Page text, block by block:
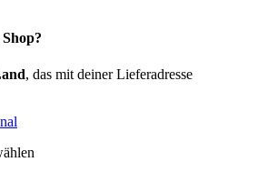
, das mit deiner Lieferadresse